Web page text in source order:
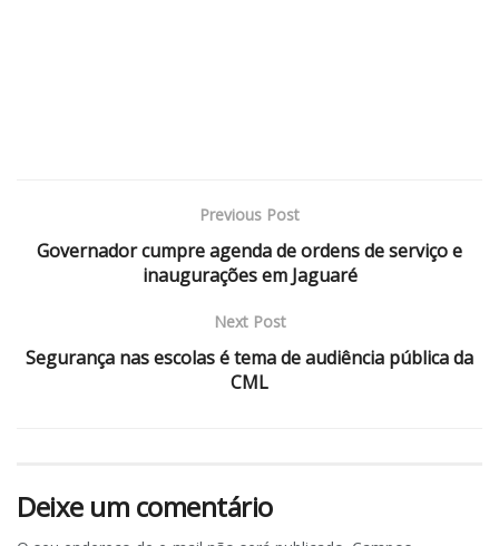
Previous Post
Governador cumpre agenda de ordens de serviço e
inaugurações em Jaguaré
Next Post
Segurança nas escolas é tema de audiência pública da
CML
Deixe um comentário